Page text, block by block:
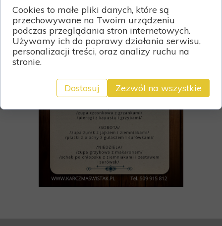
Cookies to małe pliki danych, które są
przechowywane na Twoim urządzeniu
podczas przeglądania stron internetowych.
Używamy ich do poprawy działania serwisu,
personalizacji treści, oraz analizy ruchu na
stronie.
Dostosuj Zezwól na wszystkie